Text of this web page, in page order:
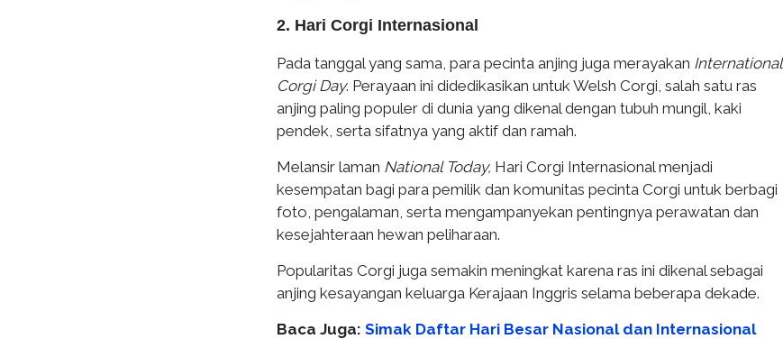
2. Hari Corgi Internasional
Pada tanggal yang sama, para pecinta anjing juga merayakan International
Corgi Day. Perayaan ini didedikasikan untukWelsh Corgi, salah satu ras
anjing paling populer di dunia yang dikenal dengan tubuh mungil, kaki
pendek, serta sifatnya yang aktif dan ramah.
Melansir laman National Today, Hari Corgi Internasional menjadi
kesempatan bagi para pemilik dan komunitas pecinta Corgi untuk berbagi
foto, pengalaman, serta mengampanyekan pentingnya perawatan dan
kesejahteraan hewan peliharaan.
Popularitas Corgi juga semakin meningkat karena ras ini dikenal sebagai
anjing kesayangan keluarga Kerajaan Inggris selama beberapa dekade.
Baca Juga: Simak Daftar Hari Besar Nasional dan Internasional